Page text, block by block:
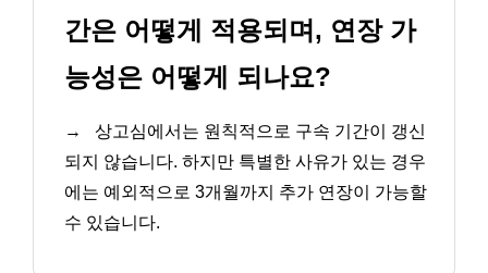
간은 어떻게 적용되며, 연장 가
능성은 어떻게 되나요?
→
상고심에서는 원칙적으로 구속 기간이 갱신
되지 않습니다. 하지만 특별한 사유가 있는 경우
에는 예외적으로 3개월까지 추가 연장이 가능할
수 있습니다.